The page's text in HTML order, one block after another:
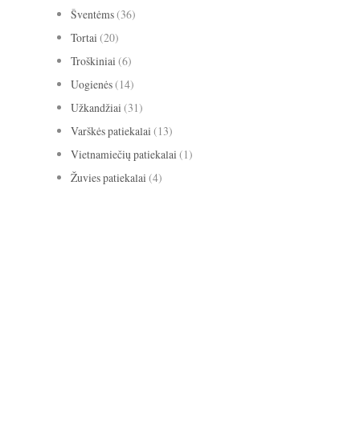
Šventėms(36)
Tortai (20)
Troškiniai (6)
Uogienės(14)
Užkandžiai (31)
Varškės patiekalai (13)
Vietnamiečių patiekalai (1)
Žuvies patiekalai (4)